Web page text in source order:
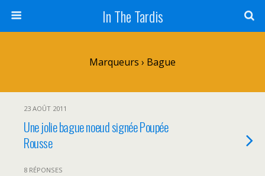
In The Tardis
Marqueurs › Bague
23 AOÛT 2011
Une jolie bague noeud signée Poupée
Rousse
8 RÉPONSES